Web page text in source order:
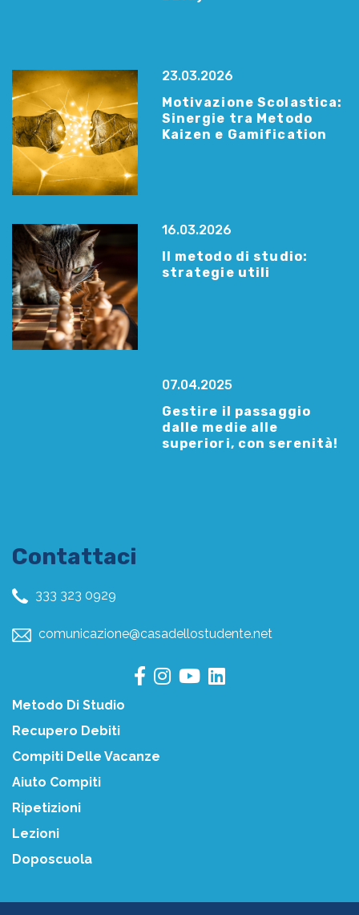
23.03.2026
Motivazione Scolastica:
Sinergie tra Metodo
Kaizen e Gamification
16.03.2026
Il metodo di studio:
strategie utili
07.04.2025
Gestire il passaggio
dalle medie alle
superiori, con serenità!
Contattaci
333 323 0929
comunicazione@casadellostudente.net
Metodo Di Studio
Recupero Debiti
Compiti Delle Vacanze
Aiuto Compiti
Ripetizioni
Lezioni
Doposcuola